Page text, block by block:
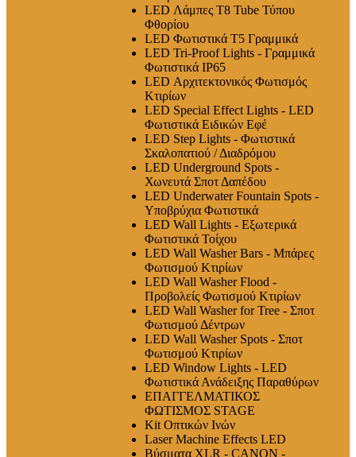
LED Λάμπες Τ8 Tube Τύπου
Φθορίου
LED Φωτιστικά T5 Γραμμικά
LED Tri-Proof Lights - Γραμμικά
Φωτιστικά IP65
LED Αρχιτεκτονικός Φωτισμός
Κτιρίων
LED Special Effect Lights - LED
Φωτιστικά Ειδικών Εφέ
LED Step Lights - Φωτιστικά
Σκαλοπατιού / Διαδρόμου
LED Underground Spots -
Χωνευτά Σποτ Δαπέδου
LED Underwater Fountain Spots -
Υποβρύχια Φωτιστικά
LED Wall Lights - Εξωτερικά
Φωτιστικά Τοίχου
LED Wall Washer Bars - Μπάρες
Φωτισμού Κτιρίων
LED Wall Washer Flood -
Προβολείς Φωτισμού Κτιρίων
LED Wall Washer for Tree - Σποτ
Φωτισμού Δέντρων
LED Wall Washer Spots - Σποτ
Φωτισμού Κτιρίων
LED Window Lights - LED
Φωτιστικά Ανάδειξης Παραθύρων
ΕΠΑΓΓΕΛΜΑΤΙΚΟΣ
ΦΩΤΙΣΜΟΣ STAGE
Kit Οπτικών Ινών
Laser Machine Effects LED
Βύσματα XLR - CANON -